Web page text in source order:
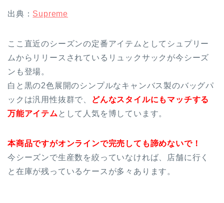
出典： Supreme
ここ直近のシーズンの定番アイテムとしてシュプリー
ムからリリースされているリュックサックが今シーズ
ンも登場。
白と黒の2色展開のシンプルなキャンバス製のバッグパ
ックは汎用性抜群で、
どんなスタイルにもマッチする
万能アイテム として人気を博しています。
本商品ですがオンラインで完売しても諦めないで！
今シーズンで生産数を絞っていなければ、店舗に行く
と在庫が残っているケースが多々あります。